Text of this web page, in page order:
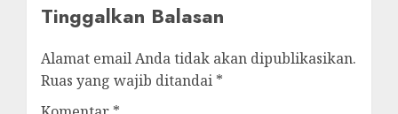
Tinggalkan Balasan
Alamat email Anda tidak akan dipublikasikan.
Ruas yang wajib ditandai *